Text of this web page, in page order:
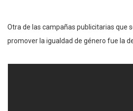
Otra de las campañas publicitarias que
promover la igualdad de género fue la